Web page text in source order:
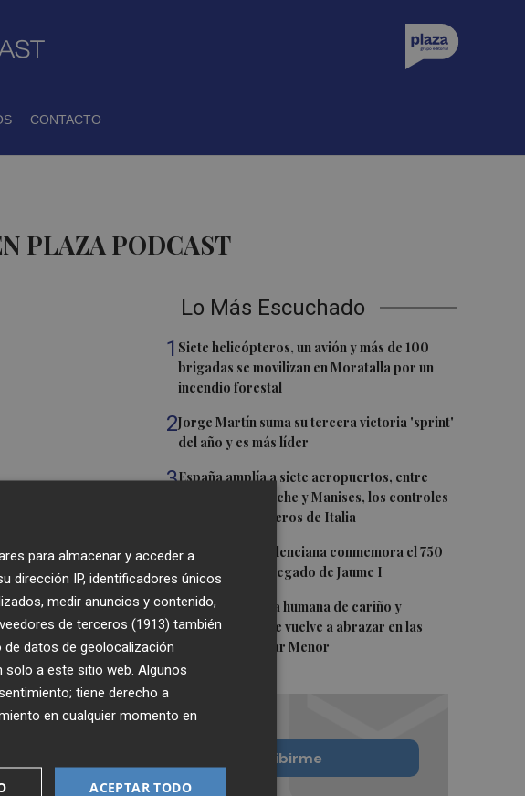
CONTACTO
PLAZA PODCAST
Lo Más Escuchado
1 Siete helicópteros, un avión y más de 100
brigadas se movilizan en Moratalla por un
incendio forestal
2Jorge Martín suma su tercera victoria 'sprint'
del año y es más líder
3España amplía a siete aeropuertos, entre
ellos Alicante-Elche y Manises, los controles
aleatorios a viajeros de Italia
4La Biblioteca Valenciana conmemora el 750
aniversario del legado de Jaume I
5Una gran cadena humana de cariño y
reivindicación se vuelve a abrazar en las
playas por el Mar Menor
Quiero suscribirme
para almacenar y acceder a
dirección IP, identificadores únicos
medir anuncios y contenido,
de terceros (1913) también
datos de geolocalización
a este sitio web. Algunos
tiene derecho a
en cualquier momento en
ACEPTAR TODO